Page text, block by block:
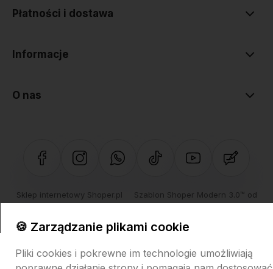
Płatności i dostawa
Informacje
O nas
Sklep internetowy Shoper.pl Szablon Shoper Modern 3.0™ od
GrowCommerce
🍪 Zarządzanie plikami cookie
Pliki cookies i pokrewne im technologie umożliwiają